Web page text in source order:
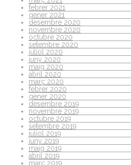
febrer 2021
gener 2021
desembre 2020
novembre 2020
octubre 2020
setembre 2020
juliol 2020
juny 2020
maig 2020
abril 2020
març 2020
febrer 2020
gener 2020
desembre 2019
novembre 2019
octubre 2019
setembre 2019
juliol 2019
juny 2019
maig 2019
abril 2019
març 2019